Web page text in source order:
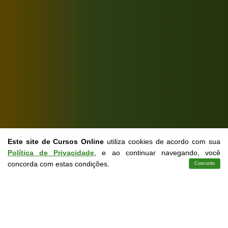
Este site de Cursos Online utiliza cookies de acordo com sua
Política de Privacidade , e ao continuar navegando, você
concorda com estas condições.
Concordo
Contato Cursos Login